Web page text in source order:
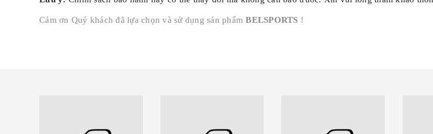
Cảm ơn Quý khách đã lựa chọn và sử dụng sản phẩmBELSPORTS !